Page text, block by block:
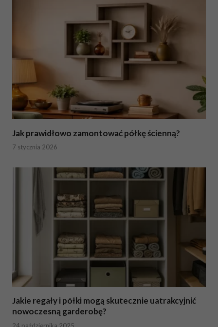
Jak prawidłowo zamontować półkę ścienną?
7 stycznia 2026
Jakie regały i półki mogą skutecznie uatrakcyjnić
nowoczesną garderobę?
24 października 2025